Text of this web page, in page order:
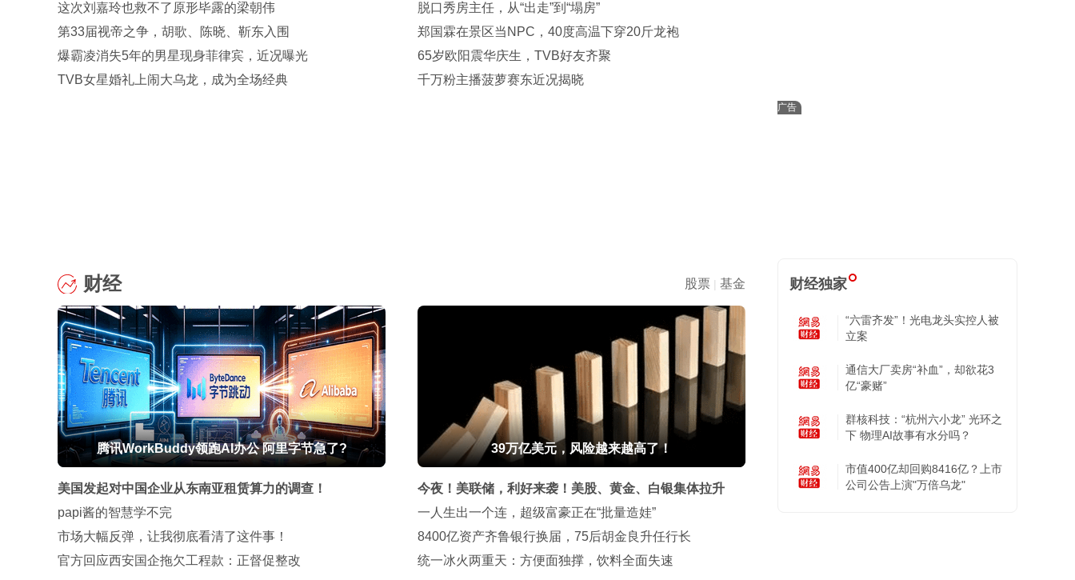
这次刘嘉玲也救不了原形毕露的梁朝伟
第33届视帝之争，胡歌、陈晓、靳东入围
爆霸凌消失5年的男星现身菲律宾，近况曝光
TVB女星婚礼上闹大乌龙，成为全场经典
脱口秀房主任，从“出走”到“塌房”
郑国霖在景区当NPC，40度高温下穿20斤龙袍
65岁欧阳震华庆生，TVB好友齐聚
千万粉主播菠萝赛东近况揭晓
财经 股票 | 基金
腾讯WorkBuddy领跑AI办公 阿里字节急了? 39万亿美元，风险越来越高了！
美国发起对中国企业从东南亚租赁算力的调查！
今夜！美联储，利好来袭！美股、黄金、白银集体拉升
papi酱的智慧学不完
一人生出一个连，超级富豪正在“批量造娃”
市场大幅反弹，让我彻底看清了这件事！
8400亿资产齐鲁银行换届，75后胡金良升任行长
官方回应西安国企拖欠工程款：正督促整改
统一冰火两重天：方便面独撑，饮料全面失速
财经独家
“六雷齐发”！光电龙头实控人被
立案
通信大厂卖房“补血”，却欲花3
亿“豪赌”
群核科技：“杭州六小龙” 光环之
下 物理AI故事有水分吗？
市值400亿却回购8416亿？上市
公司公告上演"万倍乌龙"